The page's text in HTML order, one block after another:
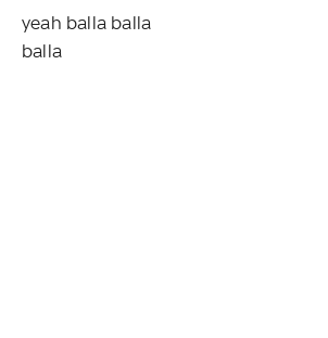
yeah balla balla
balla